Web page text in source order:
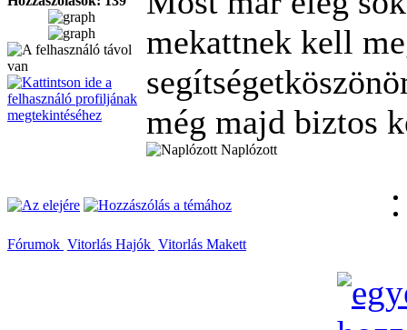
mekattnek kell
még majd biztos
Naplózott
Fórumok Vitorlás Hajók Vitorlás Makett